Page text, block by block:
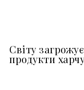
Світу
продукти